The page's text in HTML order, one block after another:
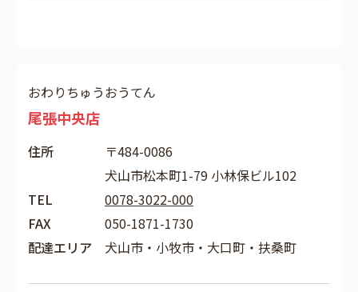
おわりちゅうおうてん
尾張中央店
住所
〒484-0086
犬山市松本町1-79 小林保ビル102
TEL
0078-3022-000
FAX
050-1871-1730
配達エリア
犬山市・小牧市・大口町・扶桑町